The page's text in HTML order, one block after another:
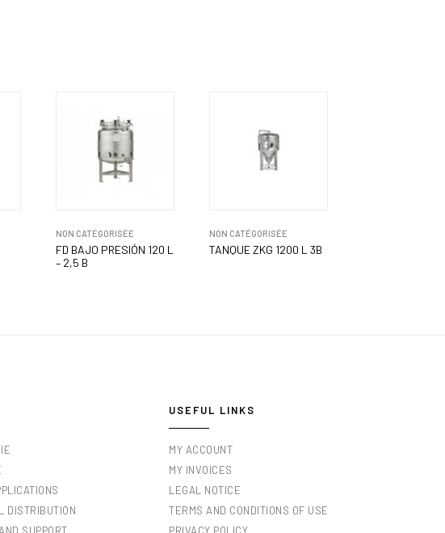
NON CATÉGORISÉE
FD BAJO PRESIÓN 120 L
– 2,5 B
NON CATÉGORISÉE
TANQUE ZKG 1200 L 3B
DISTRIBUTION
USEFUL LINKS
MY ACCOUNT
MY INVOICES
LEGAL NOTICE
TERMS AND CONDITIONS OF USE